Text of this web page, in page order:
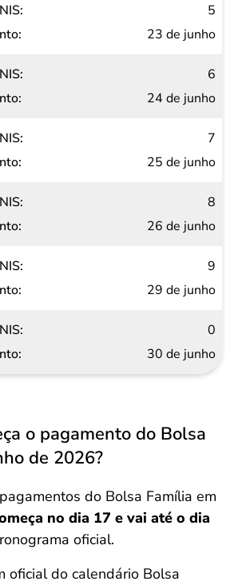
5
23 de junho
6
24 de junho
7
25 de junho
8
26 de junho
9
29 de junho
0
30 de junho
o pagamento do Bolsa
de 2026?
do Bolsa Família em
no dia 17 e vai até o dia
oficial.
oficial do calendário Bolsa